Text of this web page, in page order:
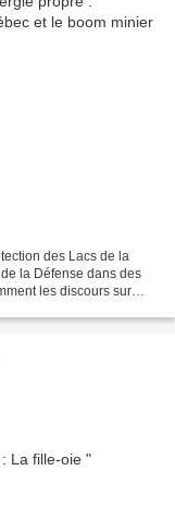
des Lacs de la
la Défense dans des
les discours sur